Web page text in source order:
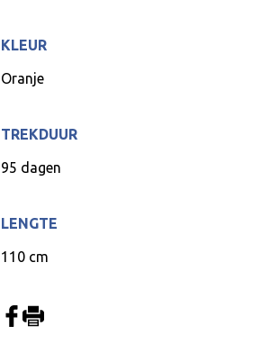
KLEUR
Oranje
TREKDUUR
95 dagen
LENGTE
110 cm